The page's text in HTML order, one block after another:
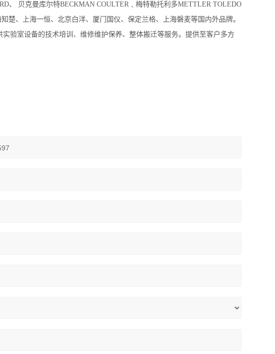
、 贝克曼库尔特BECKMAN COULTER﹑梅特勒托利多METTLER TOLEDO
楚、上海一恒、北京白洋、厦门国仪、保定兰格、上海磐麦等国内外品牌。
验室设备的技术培训、维修维护保养、整体搬迁等服务。提供至客户多方